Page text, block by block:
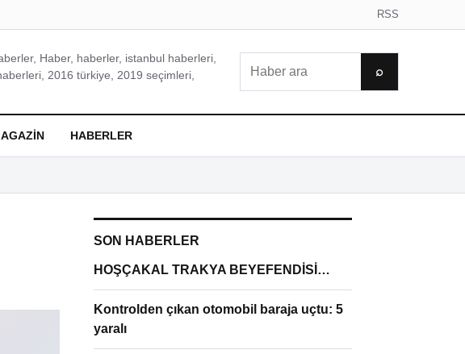
RSS
Haber, haberler, istanbul haberleri,
2016 türkiye, 2019 seçimleri,
⌕
HABERLER
SON HABERLER
HOŞÇAKAL TRAKYA BEYEFENDİSİ…
Kontrolden çıkan otomobil baraja uçtu: 5
yaralı